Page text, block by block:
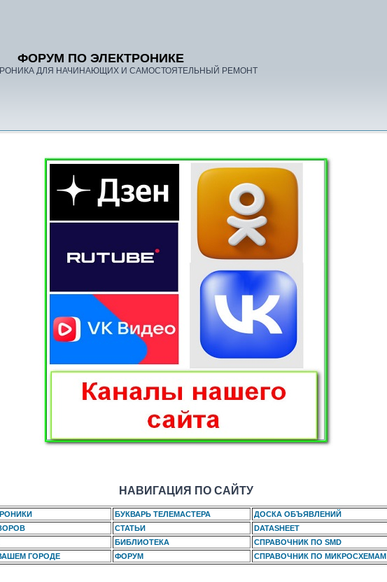
ФОРУМ ПО ЭЛЕКТРОНИКЕ
ДЛЯ НАЧИНАЮЩИХ И САМОСТОЯТЕЛЬНЫЙ РЕМОНТ
НАВИГАЦИЯ ПО САЙТУ
БУКВАРЬ ТЕЛЕМАСТЕРА
ДОСКА ОБЪЯВЛЕНИЙ
СТАТЬИ
DATASHEET
БИБЛИОТЕКА
СПРАВОЧНИК ПО SMD
ГОРОДЕ
ФОРУМ СПРАВОЧНИК ПО МИКРОСХЕМАМ